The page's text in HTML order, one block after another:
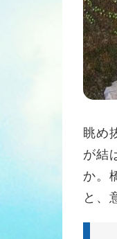
眺め
が結
か。
と、